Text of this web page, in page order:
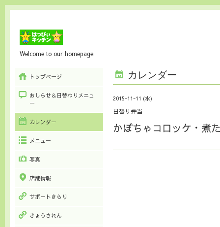
Welcome to our homepage
カレンダー
2015-11-11 (水)
日替り弁当
かぼちゃコロッケ・煮
トップページ
おしらせ＆日替わりメニュ
ー
カレンダー
メニュー
写真
店舗情報
サポートきらり
きょうされん